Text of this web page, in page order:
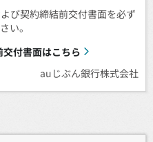
び契約締結前交付書面を必ず
い。
付書面はこちら
auじぶん銀行株式会社